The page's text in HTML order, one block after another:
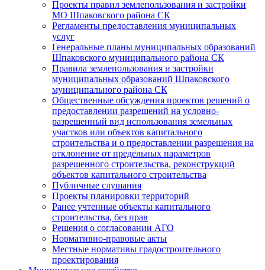
Проекты правил землепользования и застройки
МО Шпаковского района СК
Регламенты предоставления муниципальных
услуг
Генеральные планы муниципальных образований
Шпаковского муниципального района СК
Правила землепользования и застройки
муниципальных образований Шпаковского
муниципального района СК
Общественные обсуждения проектов решений о
предоставлении разрешений на условно-
разрешенный вид использования земельных
участков или объектов капитального
строительства и о предоставлении разрешения на
отклонение от предельных параметров
разрешенного строительства, реконструкций
объектов капитального строительства
Публичные слушания
Проекты планировки территорий
Ранее учтенные объекты капитального
строительства, без прав
Решения о согласовании АГО
Нормативно-правовые акты
Местные нормативы градостроительного
проектирования